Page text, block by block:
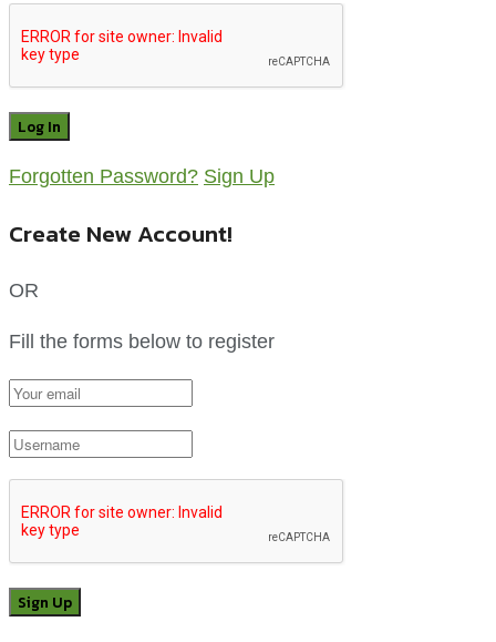
Forgotten Password? Sign Up
Create New Account!
OR
Fill the forms below to register